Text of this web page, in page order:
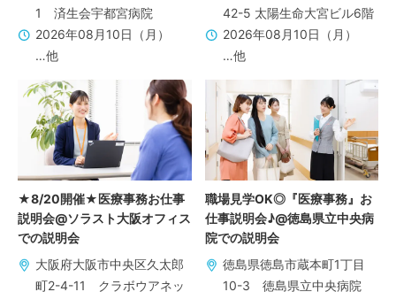
1 済生会宇都宮病院
2026年08月10日（月）
…他
42-5 太陽生命大宮ビル6階
2026年08月10日（月）
…他
★8/20開催★医療事務お仕事
説明会@ソラスト大阪オフィス
での説明会
大阪府大阪市中央区久太郎
町2-4-11 クラボウアネッ
職場見学OK◎『医療事務』お
仕事説明会♪@徳島県立中央病
院での説明会
徳島県徳島市蔵本町1丁目
10-3 徳島県立中央病院